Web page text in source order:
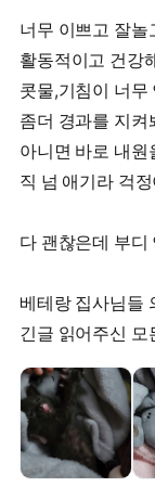
너무 이쁘고 잘놀
활동적이고 건강
콧물,기침이 너무
좀더 경과를 지켜
아니면 바로 내원
직 넘 애기라 걱
다 괜찮은데 부디
베테랑 집사님들
긴글 읽어주신 모